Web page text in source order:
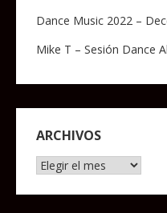
Dance Music 2022 –
Mike T – Sesión Dance
ARCHIVOS
Archivos